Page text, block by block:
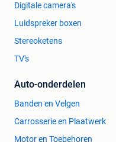
Digitale camera's
Luidspreker boxen
Stereoketens
TV's
Auto-onderdelen
Banden en Velgen
Carrosserie en Plaatwerk
Motor en Toebehoren